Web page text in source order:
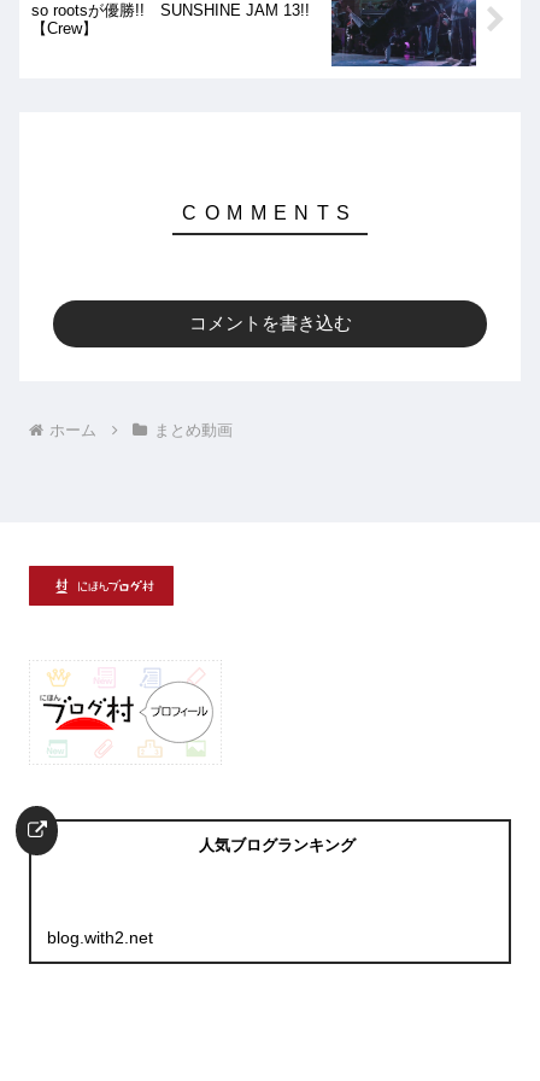
so rootsが優勝!! SUNSHINE JAM 13!!
【Crew】
コメントを書き込む
ホーム まとめ動画
人気ブログランキング
blog.with2.net